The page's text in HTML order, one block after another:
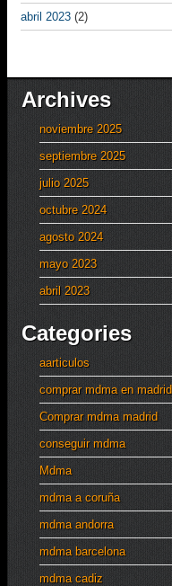
abril 2023 (2)
Archives
noviembre 2025
septiembre 2025
julio 2025
octubre 2024
agosto 2024
mayo 2023
abril 2023
Categories
aarticulos
comprar mdma en madrid
Comprar mdma madrid
conseguir mdma
Mdma
mdma a coruña
mdma andorra
mdma barcelona
mdma cadiz